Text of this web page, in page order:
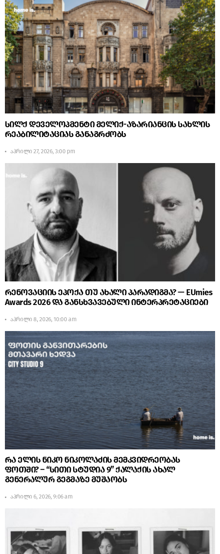
სილქ დეველოპმენტი მელიქ-აზარიანცის სახლის
რეაბილიტაციას განაგრძობს
აპრილი 27, 2026, 3:00 pm
რენოვაციის ეპოქა თუ ახალი პარადიგმა? — EUmies
Awards 2026 და განსხვავებული ინტერპრეტაციები
აპრილი 8, 2026, 10:00 am
რა ელის ნიკო ნიკოლაძის მემკვიდრეობას
ფოთში? – “სითი სტუდია 9” ქალაქის ახალ
გენერალურ გეგმაზე მუშაობს
აპრილი 6, 2026, 9:06 am